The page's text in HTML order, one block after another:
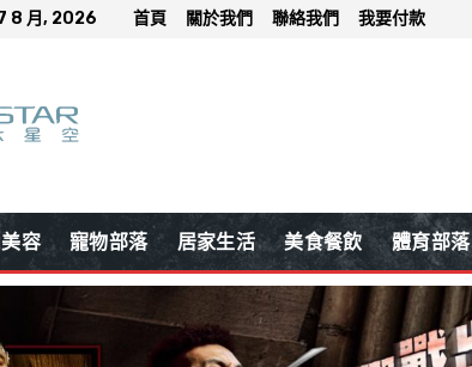
8 月, 2026 首頁 關於我們 聯絡我們 我要付款
容 寵物部落 居家生活 美食餐飲 體育部落